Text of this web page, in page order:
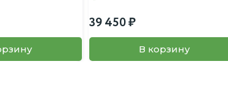
39 450
В корзину